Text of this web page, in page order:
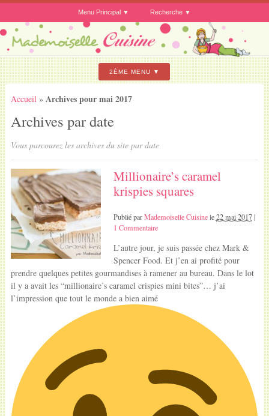
Menu Principal Recherche
2ÈME MENU
Accueil » Archives pour mai 2017
Archives par date
Vous parcourez les archives du site par date
Millionaire’s caramel
krispies squares
Publié parMademoiselle Cuisinele22 mai 2017|
1 Commentaire
L’autre jour, je suis passée chez Mark &
Spencer Food. Et j’en ai profité pour
prendre quelques petites gourmandises à ramener au bureau. Dans le lot
il y a avait les “millionaire’s caramel crispies mini bites”… j’ai
l’impression que tout le monde a bien aimé